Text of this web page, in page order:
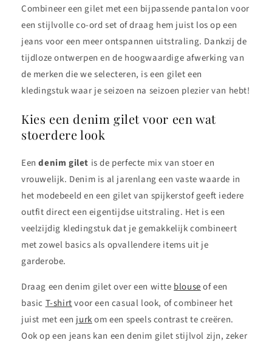
Combineer een gilet met een bijpassende pantalon voor
een stijlvolle co-ord set of draag hem juist los op een
jeans voor een meer ontspannen uitstraling. Dankzij de
tijdloze ontwerpen en de hoogwaardige afwerking van
de merken die we selecteren, is een gilet een
kledingstuk waar je seizoen na seizoen plezier van hebt!
Kies een denim gilet voor een wat
stoerdere look
Eendenim gilet is de perfecte mix van stoer en
vrouwelijk. Denim is al jarenlang een vaste waarde in
het modebeeld en een gilet van spijkerstof geeft iedere
outfit direct een eigentijdse uitstraling. Het is een
veelzijdig kledingstuk dat je gemakkelijk combineert
met zowel basics als opvallendere items uit je
garderobe.
Draag een denim gilet over een witte blouseof een
basic T-shirtvoor een casual look, of combineer het
juist met een jurkom een speels contrast te creëren.
Ook op een jeans kan een denim gilet stijlvol zijn, zeker